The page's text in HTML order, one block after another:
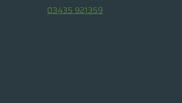
03435 921359